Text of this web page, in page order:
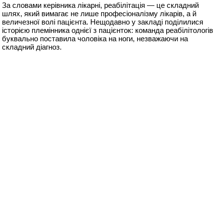
За словами керівника лікарні, реабілітація — це складний
шлях, який вимагає не лише професіоналізму лікарів, а й
величезної волі пацієнта. Нещодавно у закладі поділилися
історією племінника однієї з пацієнток: команда реабілітологів
буквально поставила чоловіка на ноги, незважаючи на
складний діагноз.